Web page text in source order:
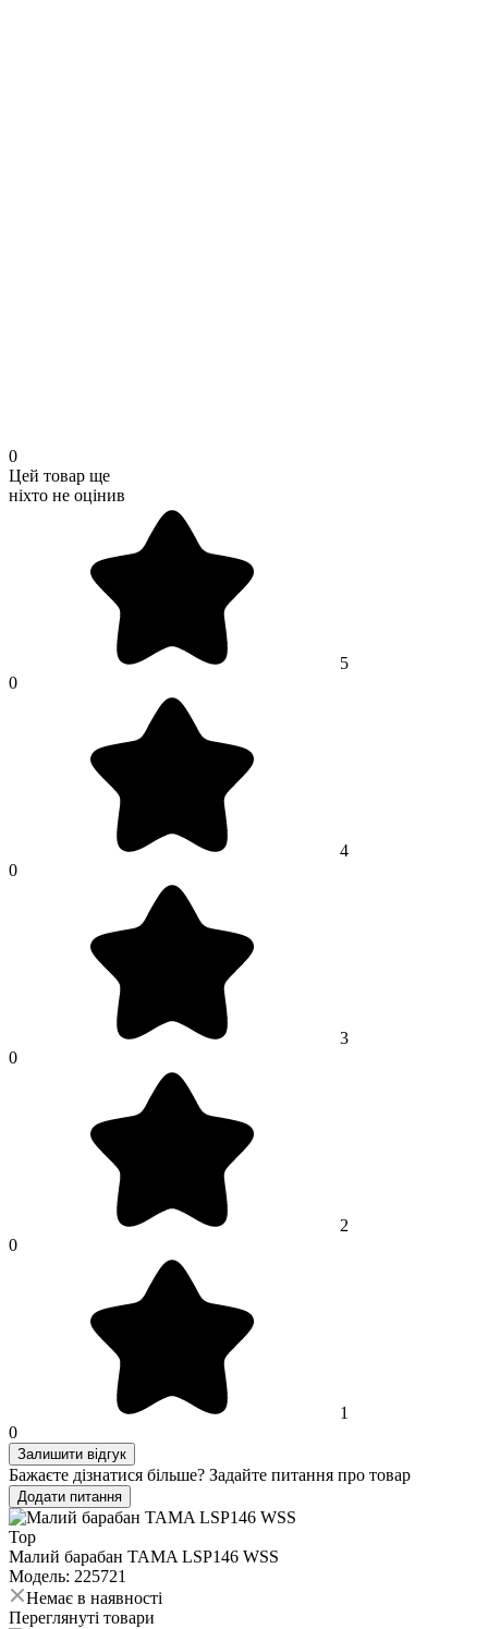
0
Цей товар ще
ніхто не оцінив
5
0
4
0
3
0
2
0
1
0
Залишити відгук
Бажаєте дізнатися більше? Задайте питання про товар
Додати питання
Top
Малий барабан TAMA LSP146 WSS
Модель: 225721
Немає в наявності
Переглянуті товари